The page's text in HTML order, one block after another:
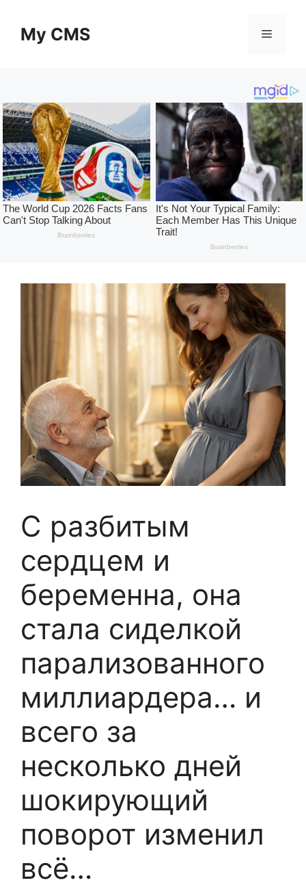
contentMy CMS Menu
С разбитым
сердцем и
беременна, она
стала сиделкой
парализованного
миллиардера… и
всего за
несколько дней
шокирующий
поворот изменил
всё…